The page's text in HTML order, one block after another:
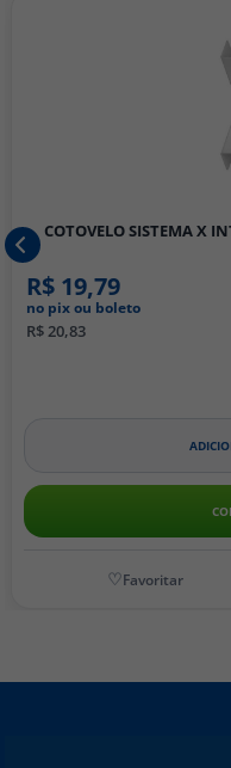
COTOVELO SISTEMA X
R$ 19,79
no pix ou boleto
R$ 20,83